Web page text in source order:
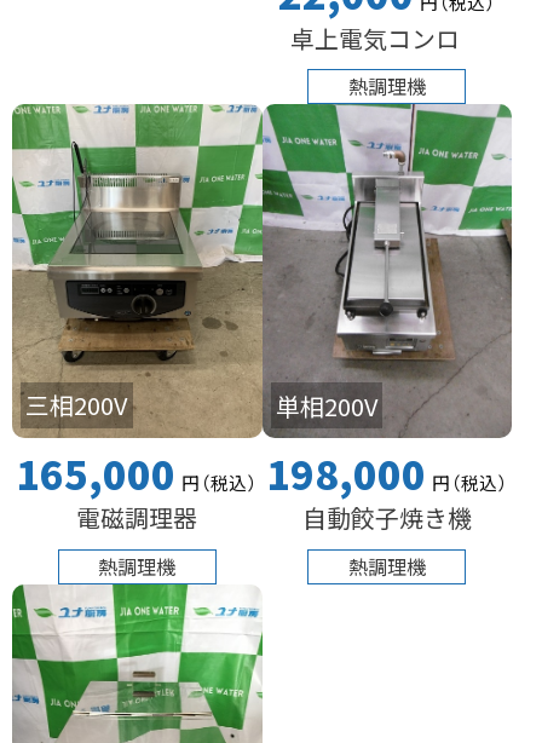
卓上電気コンロ
熱調理機
三相200V
165,000 円（税込）
電磁調理器
熱調理機
単相200V
198,000 円（税込）
自動餃子焼き機
熱調理機